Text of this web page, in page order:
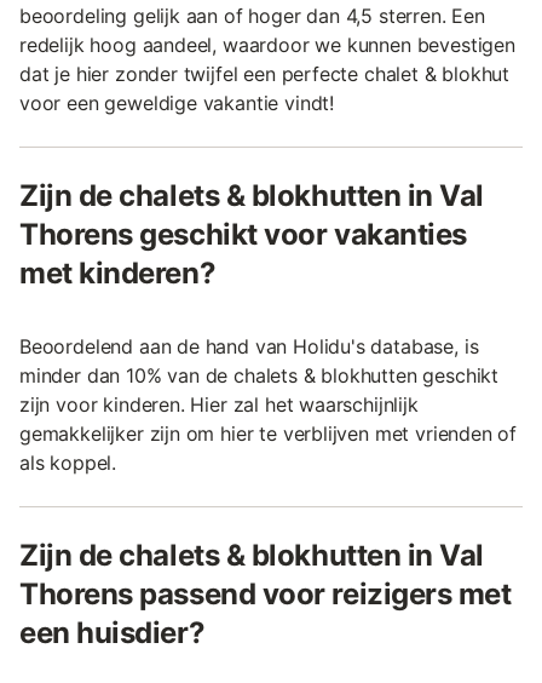
beoordeling gelijk aan of hoger dan 4,5 sterren. Een
redelijk hoog aandeel, waardoor we kunnen bevestigen
dat je hier zonder twijfel een perfecte chalet & blokhut
voor een geweldige vakantie vindt!
Zijn de chalets & blokhutten in Val
Thorens geschikt voor vakanties
met kinderen?
Beoordelend aan de hand van Holidu's database, is
minder dan 10% van de chalets & blokhutten geschikt
zijn voor kinderen. Hier zal het waarschijnlijk
gemakkelijker zijn om hier te verblijven met vrienden of
als koppel.
Zijn de chalets & blokhutten in Val
Thorens passend voor reizigers met
een huisdier?